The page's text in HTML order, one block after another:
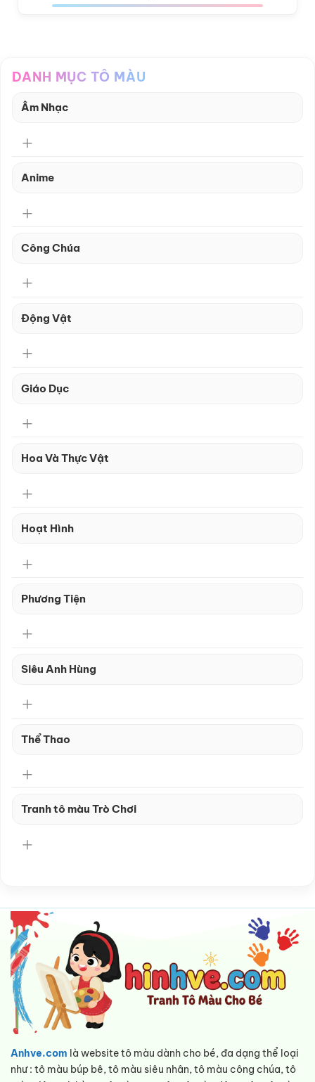
DANH MỤC TÔ MÀU
Âm Nhạc
Anime
Công Chúa
Động Vật
Giáo Dục
Hoa Và Thực Vật
Hoạt Hình
Phương Tiện
Siêu Anh Hùng
Thể Thao
Tranh tô màu Trò Chơi
Anhve.com là website tô màu dành cho bé, đa dạng thể loại
như : tô màu búp bê, tô màu siêu nhân, tô màu công chúa, tô